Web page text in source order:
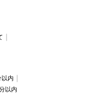
内
以内